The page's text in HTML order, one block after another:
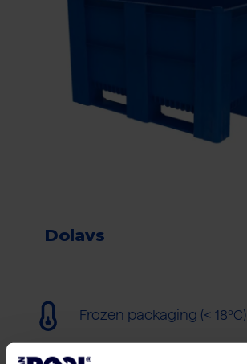
Dolavs
Frozen packaging (< 18ºC)